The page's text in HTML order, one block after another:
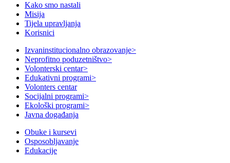
Kako smo nastali
Misija
Tijela upravljanja
Korisnici
Izvaninstitucionalno obrazovanje>
Neprofitno poduzetništvo>
Volonterski centar>
Edukativni programi>
Volonters centar
Socijalni programi>
Ekološki programi>
Javna događanja
Obuke i kursevi
Osposobljavanje
Edukacije